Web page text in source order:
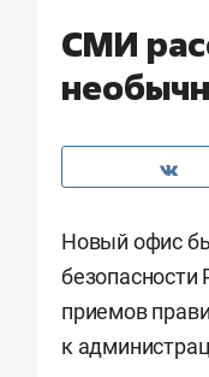
​СМИ
Новый офис
безопасности
приемов
к